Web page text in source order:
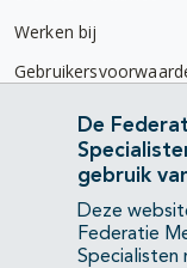
Werken bij
Privacyverklaring
Contact
Mercatorlaan 1200
3528 BL Utrecht
De
gebruik
Deze
Federatie
Specialisten